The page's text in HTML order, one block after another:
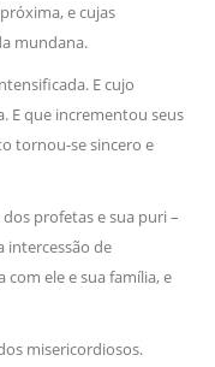
e cujas
mundana.
E cujo
E que incrementou seus
tornou-se sincero e
profetas e sua puri –
intercessão de
com ele e sua família, e
misericordiosos.